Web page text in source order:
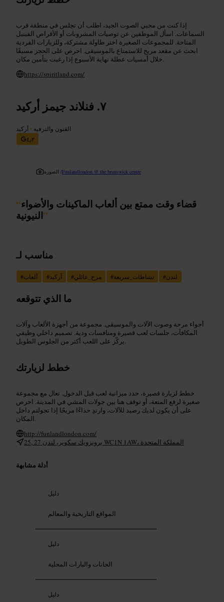
إذا كنت من محبي الصوت الجيد، اطلب أن تجلس في منطقة قرب
السماعات. اسأل الموظفين عن توصيات المشروبات أو الأقراص الفينيل
المتاحة. للمجموعات الصغيرة اختر طاولة مشتركة، وللزيارات الفردية
ابحث عن مقعد مريح للاستمتاع بالموسيقى. احرص على الحجز مسبقًا
خلال أمسيات عطلة نهاية الأسبوع إذا رغبت بتأمين مكان.
https://spiritland.com/
فنلاند جيمز أركيد
الفنون والترفيه • أركيد
٤٫٢
الصورة /Funlandlondon @ the brunswick centre
“قضاء وقت ممتع بين ألعاب الماكينات والأضواء
النيونية”
مناسب لـ
#ألعاب #آركيد #مرح_عائلي #نشاطات_سريعة #لندن
ما الذي تتوقعه
أجواء مرحة وصوت الآلات والموسيقى. مجموعة من أجهزة الألعاب وآلات
المكافآت، جلسات لعب قصيرة ومنافسات ودية. تصميم داخلي وظيفي
يركّز على اللعب أكثر من الجلوس الطويل.
خطط لزيارتك
خطط لزيارة قصيرة، حدد ميزانية لعب قبل الدخول. تعال مع مجموعة
صغيرة لرفع المتعة، أو توقف هنا بين جولات المشي في المدينة. احرص
على أن يكون لديك رصيد للآلات، وارتدِ حذاءًا مريحًا إذا تجولتم داخل
المكان.
http://funlandlondon.com/
25, 27 برونزويك سكوير، لندن WC1N 1AW، المملكة المتحدة
أدلة مشابهة
دليل
المواقع التاريخية والمعالم
دليل
الحانات والبارات المحلية
دليل